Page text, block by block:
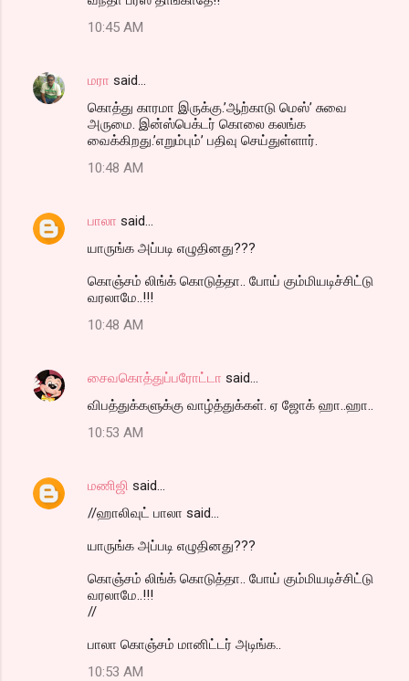
10:45 AM
மரா said…
கொத்து காரமா இருக்கு.’ஆற்காடு மெஸ்’ சுவை
அருமை. இன்ஸ்பெக்டர் கொலை கலங்க
வைக்கிறது.’எறும்பும்’ பதிவு செய்துள்ளார்.
10:48 AM
பாலா said…
யாருங்க அப்படி எழுதினது???
கொஞ்சம் லிங்க் கொடுத்தா.. போய் கும்மியடிச்சிட்டு
வரலாமே..!!!
10:48 AM
சைவகொத்துப்பரோட்டா said…
விபத்துக்களுக்கு வாழ்த்துக்கள். ஏ ஜோக் ஹா..ஹா..
10:53 AM
மணிஜி said…
//ஹாலிவுட் பாலா said...
யாருங்க அப்படி எழுதினது???
கொஞ்சம் லிங்க் கொடுத்தா.. போய் கும்மியடிச்சிட்டு
வரலாமே..!!!
//
பாலா கொஞ்சம் மானிட்டர் அடிங்க..
10:53 AM